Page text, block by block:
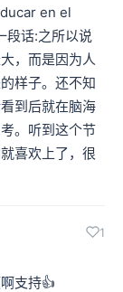
en el
段话:之所以说
，而是因为人
样子。还不知
到后就在脑海
。听到这个节
喜欢上了，很
1
支持👍